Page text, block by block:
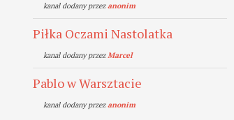
kanal dodany przezanonim
Piłka Oczami Nastolatka
kanal dodany przezMarcel
Pablo w Warsztacie
kanal dodany przezanonim